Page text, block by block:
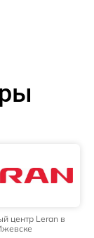
центр Leran в